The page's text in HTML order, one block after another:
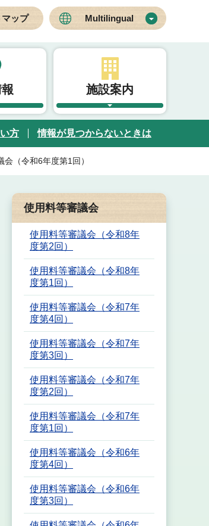
ップ Multilingual
施設案内
方 情報が見つからないときは
会（令和6年度第1回）
使用料等審議会
使用料等審議会（令和8年
度第2回）
使用料等審議会（令和8年
度第1回）
使用料等審議会（令和7年
度第4回）
使用料等審議会（令和7年
度第3回）
使用料等審議会（令和7年
度第2回）
使用料等審議会（令和7年
度第1回）
使用料等審議会（令和6年
度第4回）
使用料等審議会（令和6年
度第3回）